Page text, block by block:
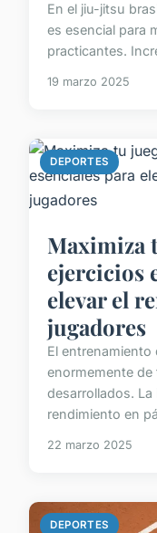
En el jiu-jitsu
es esencial para
practicantes.
19 marzo 2025
DEPORTES
Maximiza
ejercicios
elevar el
jugadores
El entrenamiento
enormemente
desarrollados.
rendimiento en
22 marzo 2025
DEPORTES